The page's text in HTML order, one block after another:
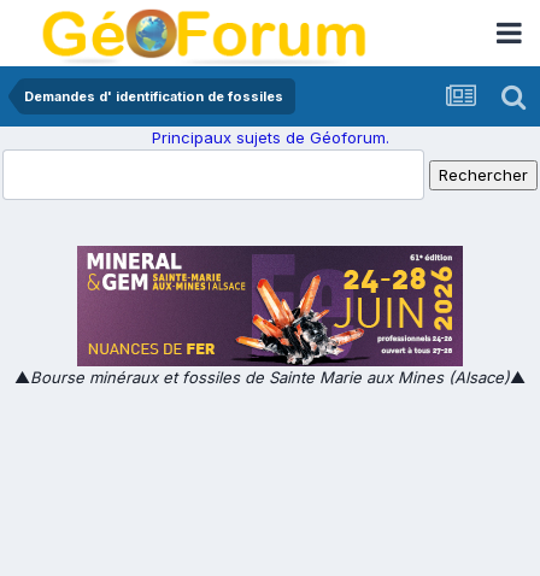
Demandes d' identification de fossiles
Principaux sujets de Géoforum.
▲Bourse minéraux et fossiles de Sainte Marie aux Mines (Alsace)▲